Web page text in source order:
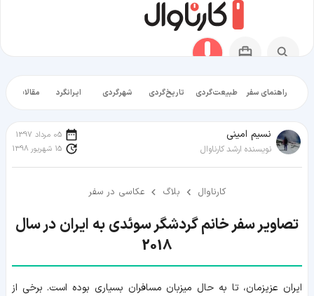
راهنمای سفر طبیعت‌گردی تاریخ‌گردی شهرگردی ایرانگرد مقالات
نسیم امینی
نویسنده ارشد کارناوال
05 مرداد 1397
15 شهریور 1398
کارناوال بلاگ عکاسی در سفر
تصاویر سفر خانم گردشگر سوئدی به ایران در سال
2018
ایران عزیزمان، تا به حال میزبان مسافران بسیاری بوده است. برخی از